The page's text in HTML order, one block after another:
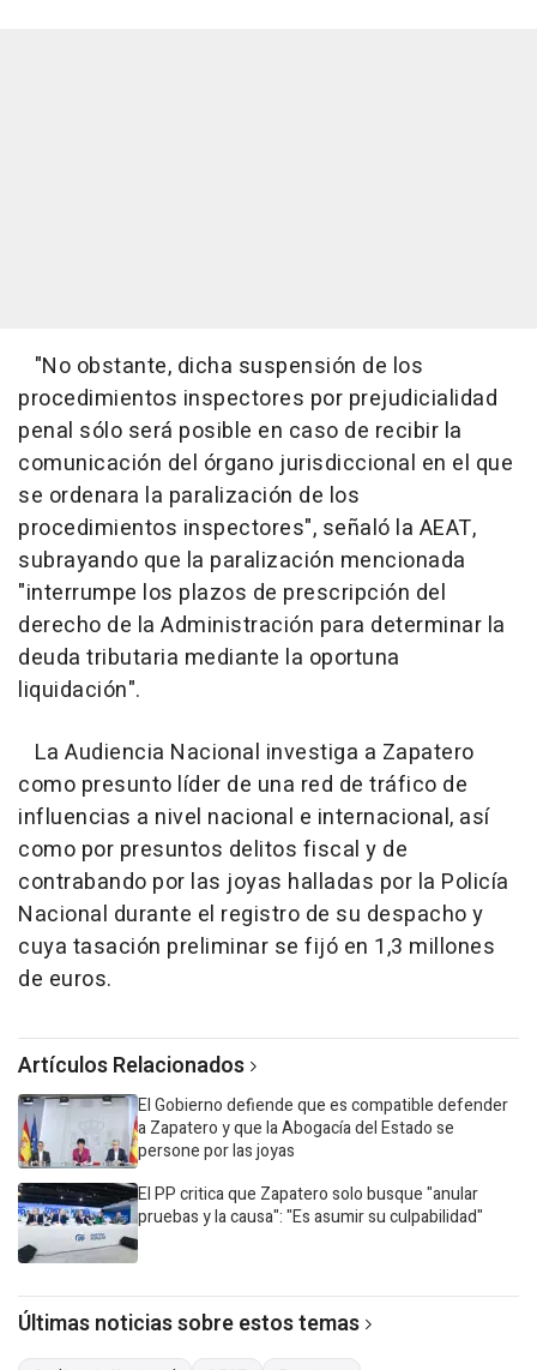
"No obstante, dicha suspensión de los
procedimientos inspectores por prejudicialidad
penal sólo será posible en caso de recibir la
comunicación del órgano jurisdiccional en el que
se ordenara la paralización de los
procedimientos inspectores", señaló la AEAT,
subrayando que la paralización mencionada
"interrumpe los plazos de prescripción del
derecho de la Administración para determinar la
deuda tributaria mediante la oportuna
liquidación".
La Audiencia Nacional investiga a Zapatero
como presunto líder de una red de tráfico de
influencias a nivel nacional e internacional, así
como por presuntos delitos fiscal y de
contrabando por las joyas halladas por la Policía
Nacional durante el registro de su despacho y
cuya tasación preliminar se fijó en 1,3 millones
de euros.
Artículos Relacionados
El Gobierno defiende que es compatible defender
a Zapatero y que la Abogacía del Estado se
persone por las joyas
El PP critica que Zapatero solo busque "anular
pruebas y la causa": "Es asumir su culpabilidad"
Últimas noticias sobre estos temas